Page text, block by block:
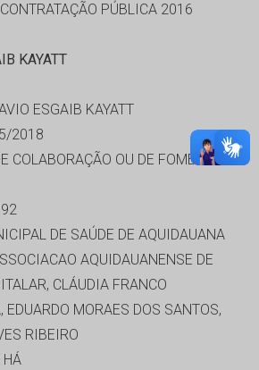
PÚBLICA 2016
KAYATT
ESGAIB KAYATT
2018
COLABORAÇÃO OU DE FOMENTO
DE SAÚDE DE AQUIDAUANA
AQUIDAUANENSE DE
CLÁUDIA FRANCO
EDUARDO MORAES DOS SANTOS,
RIBEIRO
HÁ